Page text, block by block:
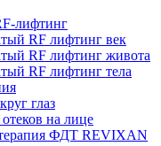
лифтинг
RF лифтинг век
RF лифтинг живота
RF лифтинг тела
глаз
на лице
ФДТ REVIXAN